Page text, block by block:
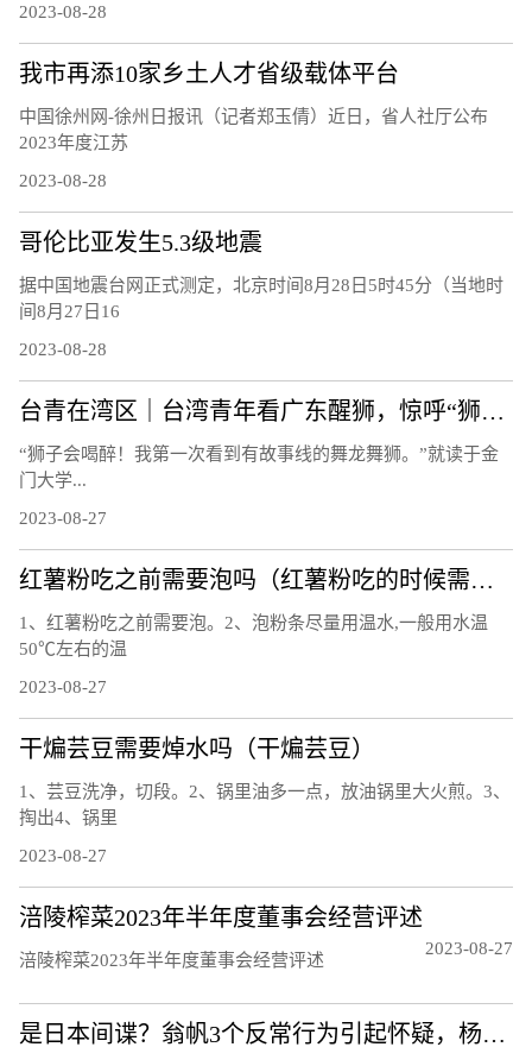
2023-08-28
我市再添10家乡土人才省级载体平台
中国徐州网-徐州日报讯（记者郑玉倩）近日，省人社厅公布
2023年度江苏
2023-08-28
哥伦比亚发生5.3级地震
据中国地震台网正式测定，北京时间8月28日5时45分（当地时
间8月27日16
2023-08-28
台青在湾区｜台湾青年看广东醒狮，惊呼“狮子会喝醉！”
“狮子会喝醉！我第一次看到有故事线的舞龙舞狮。”就读于金
门大学...
2023-08-27
红薯粉吃之前需要泡吗（红薯粉吃的时候需要泡吗）
1、红薯粉吃之前需要泡。2、泡粉条尽量用温水,一般用水温
50℃左右的温
2023-08-27
干煸芸豆需要焯水吗（干煸芸豆）
1、芸豆洗净，切段。2、锅里油多一点，放油锅里大火煎。3、
掏出4、锅里
2023-08-27
涪陵榨菜2023年半年度董事会经营评述
涪陵榨菜2023年半年度董事会经营评述
2023-08-27
是日本间谍？翁帆3个反常行为引起怀疑，杨振宁一番话揭露真相